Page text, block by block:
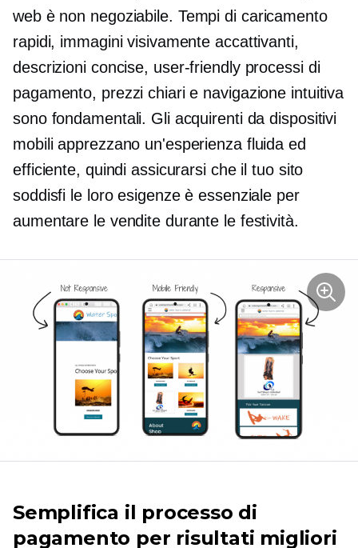
web è non negoziabile. Tempi di caricamento
rapidi, immagini visivamente accattivanti,
descrizioni concise, user-friendlyprocessi di
pagamento, prezzi chiari e navigazione intuitiva
sono fondamentali. Gli acquirenti da dispositivi
mobili apprezzano un'esperienza fluida ed
efficiente, quindi assicurarsi che il tuo sito
soddisfi le loro esigenze è essenziale per
aumentare le vendite durante le festività.
Semplifica il processo di
pagamento per risultati migliori